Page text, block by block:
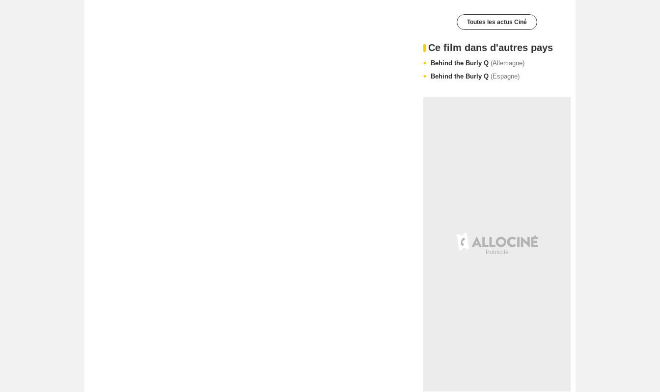
Toutes les actus Ciné
Ce film dans d'autres pays
Behind the Burly Q (Allemagne)
Behind the Burly Q (Espagne)